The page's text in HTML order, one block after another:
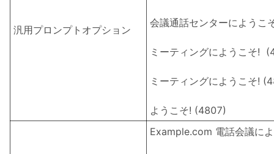
汎用プロンプトオプション
会議通話センターにようこ
ミーティングにようこそ!
ミーティングにようこそ!
ようこそ! (4807)
Example.com 電話会議に